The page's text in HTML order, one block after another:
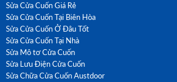
Sửa Cửa Cuốn Giá Rẻ
Sửa Cửa Cuốn Tại Biên Hòa
Sửa Cửa Cuốn Ở Đâu Tốt
Sửa Cửa Cuốn Tại Nhà
Sửa Mô tơ Cửa Cuốn
Sửa Lưu Điện Cửa Cuốn
Sửa Chữa Cửa Cuốn Austdoor